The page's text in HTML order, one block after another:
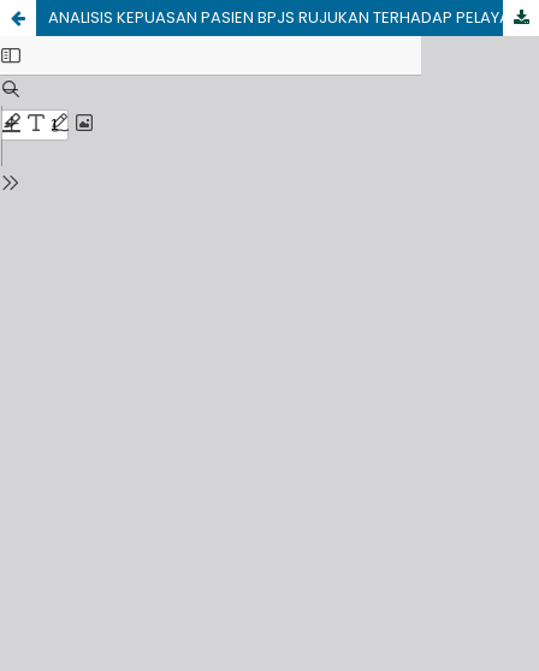
ANALISIS KEPUASAN PASIEN BPJS RUJUKAN TERHADAP PELAYANAN KEFARMASIAN DI APOTEK KIMIA FARMA DKI JAKARTA